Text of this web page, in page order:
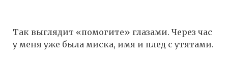
Так выглядит «помогите» глазами. Через час
у меня уже была миска, имя и плед с утятами.